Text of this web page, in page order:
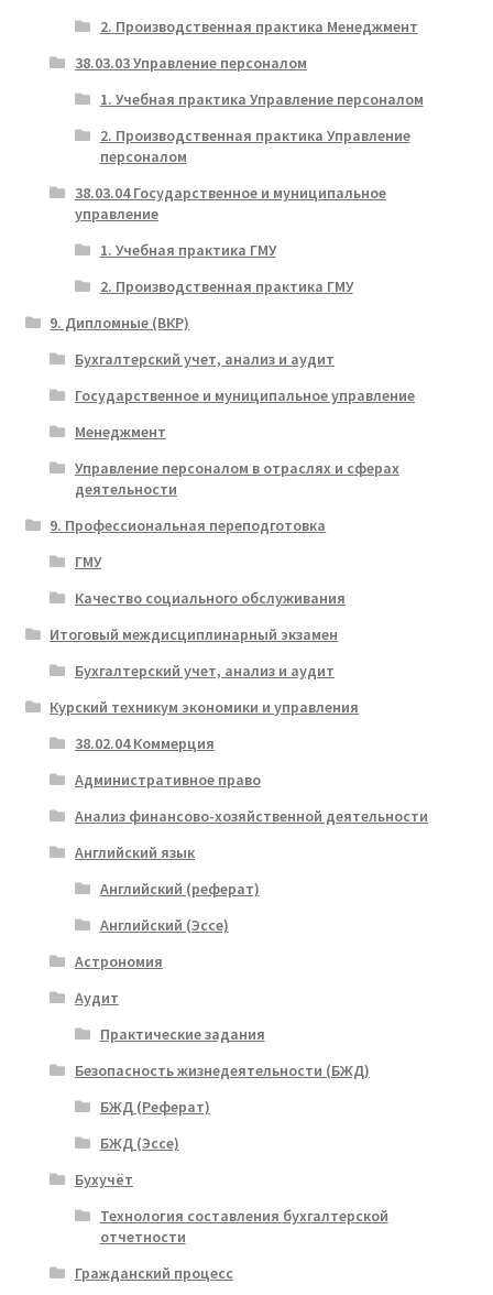
2. Производственная практика Менеджмент
38.03.03 Управление персоналом
1. Учебная практика Управление персоналом
2. Производственная практика Управление
персоналом
38.03.04 Государственное и муниципальное
управление
1. Учебная практика ГМУ
2. Производственная практика ГМУ
9. Дипломные (ВКР)
Бухгалтерский учет, анализ и аудит
Государственное и муниципальное управление
Менеджмент
Управление персоналом в отраслях и сферах
деятельности
9. Профессиональная переподготовка
ГМУ
Качество социального обслуживания
Итоговый междисциплинарный экзамен
Бухгалтерский учет, анализ и аудит
Курский техникум экономики и управления
38.02.04 Коммерция
Административное право
Анализ финансово-хозяйственной деятельности
Английский язык
Английский (реферат)
Английский (Эссе)
Астрономия
Аудит
Практические задания
Безопасность жизнедеятельности (БЖД)
БЖД (Реферат)
БЖД (Эссе)
Бухучёт
Технология составления бухгалтерской
отчетности
Гражданский процесс